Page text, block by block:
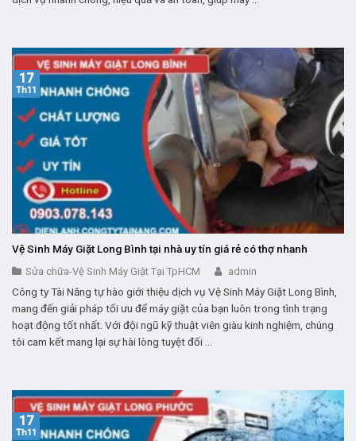
Vệ Sinh Máy Giặt Long Bình tại nhà uy tín giá rẻ có thợ nhanh
Sửa chữa-Vệ Sinh Máy Giặt Tại TpHCM admin
Công ty Tài Năng tự hào giới thiệu dịch vụ Vệ Sinh Máy Giặt Long Bình,
mang đến giải pháp tối ưu để máy giặt của bạn luôn trong tình trạng
hoạt động tốt nhất. Với đội ngũ kỹ thuật viên giàu kinh nghiệm, chúng
tôi cam kết mang lại sự hài lòng tuyệt đối ...
17
Th11
17
Th11